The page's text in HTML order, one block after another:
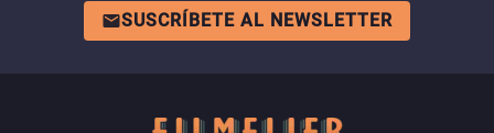
SUSCRÍBETE AL NEWSLETTER